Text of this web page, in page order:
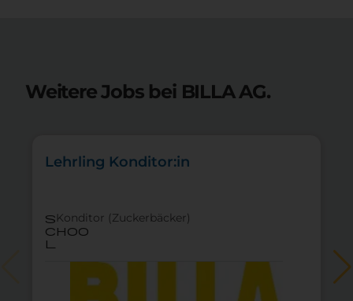
Weitere Jobs bei BILLA AG.
Lehrling Konditor:in
s
choo
l
Konditor (Zuckerbäcker)